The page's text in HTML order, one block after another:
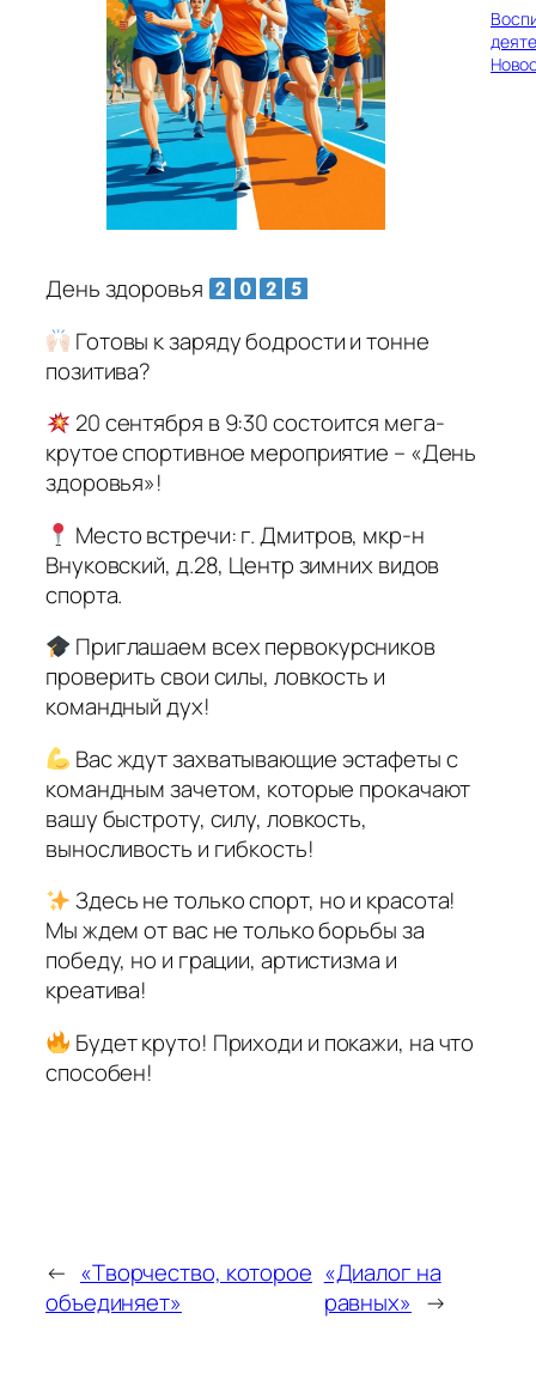
День здоровья
Готовы к заряду бодрости и тонне
позитива?
20 сентября в 9:30 состоится мега-
крутое спортивное мероприятие – «День
здоровья»!
Место встречи: г. Дмитров, мкр-н
Внуковский, д.28, Центр зимних видов
спорта.
Приглашаем всех первокурсников
проверить свои силы, ловкость и
командный дух!
Вас ждут захватывающие эстафеты с
командным зачетом, которые прокачают
вашу быстроту, силу, ловкость,
выносливость и гибкость!
Здесь не только спорт, но и красота!
Мы ждем от вас не только борьбы за
победу, но и грации, артистизма и
креатива!
Будет круто! Приходи и покажи, на что
способен!
← «Творчество, которое
объединяет»
«Диалог на
равных» →